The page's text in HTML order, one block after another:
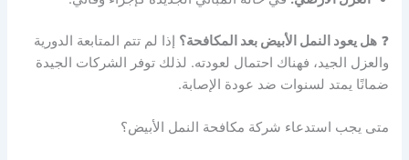
❓هل يعود النمل الأبيض بعد المكافحة؟ إذا لم تتم المتابعة الدورية
والعزل الجيد، فهناك احتمال لعودته. لذلك توفر الشركات الجيدة
ضمانًا يمتد لسنوات ضد عودة الإصابة.
متى يجب استدعاء شركة مكافحة النمل الأبيض؟